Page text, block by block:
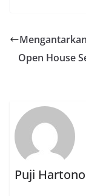
Open House
Puji Hartono